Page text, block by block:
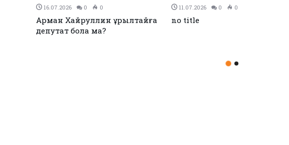
27.12.2023 0 0
Қызылқоғада әлем және Азия
чемпиондары марапатталды
26.12.2023 0 0
ЕЭО одағы мен Иран келісімге